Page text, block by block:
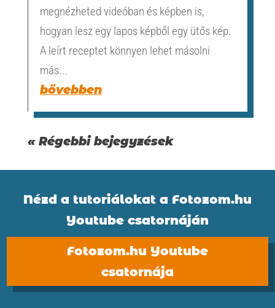
megnézheted videóban és képben is,
hogyan lesz egy lapos képből egy ütős kép.
A leírt receptet könnyen lehet másolni
más...
bővebben
« Régebbi bejegyzések
Nézd a tutoriálokat a Fotozom.hu
Youtube csatornáján
Fotozom.hu Youtube
csatornája